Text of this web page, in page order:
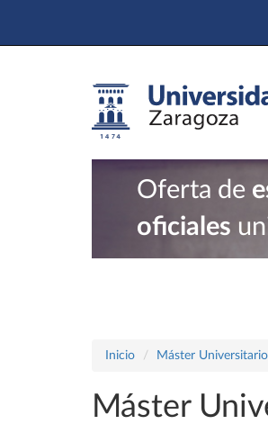
Oferta de
oficiales
Inicio Máster
Máster